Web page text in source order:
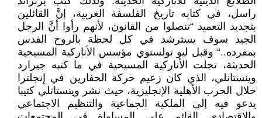
راسل، في كتابه تاريخ الفلسفة الغربية، إنَّ القائلين
بتجديد التعميد “تنصلوا من القانون، لأنهم رأوا أنَّ الرجل
الجيد سوف يسترشد في كل لحظة بالروح القدس
بمفرده..“ وقبل ليو تولستوي مؤسس الأناركية المسيحية
الحديثة، تجلت الأناركية المسيحية في ما كتبه جيرارد
وينستانلي، الذي كان زعيم حركة الحفارين في إنجلترا
خلال الحرب الأهلية الإنجليزية، حيث نشر وينستانلي كتيبا
يدعو فيه إلى الملكية الجماعية والتنظيم الاجتماعي